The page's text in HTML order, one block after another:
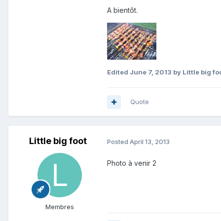
A bientôt.
Edited June 7, 2013 by Little big
Quote
Little big foot
Membres
Posted April 13, 2013
Photo à venir 2